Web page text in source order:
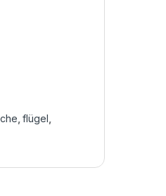
,flügel